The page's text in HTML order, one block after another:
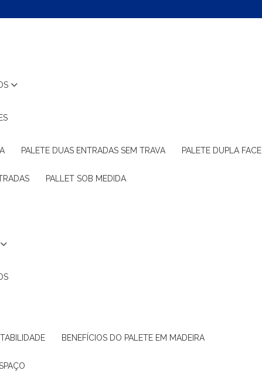
PALETE DUAS ENTRADAS SEM TRAVA PALETE DUPLA FACE
PALLET SOB MEDIDA
BENEFÍCIOS DO PALETE EM MADEIRA